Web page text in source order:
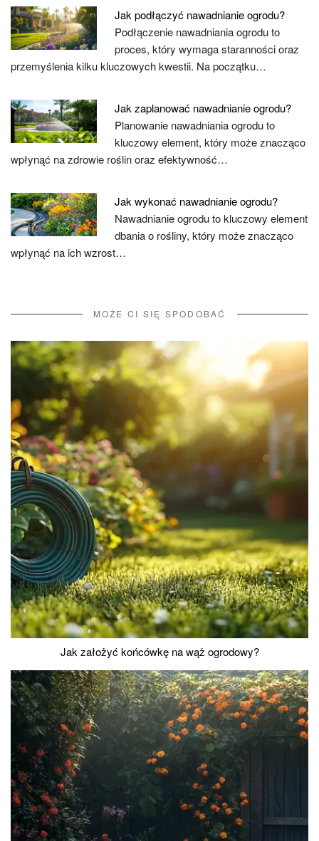
Jak podłączyć nawadnianie ogrodu?
Podłączenie nawadniania ogrodu to
proces, który wymaga staranności oraz
przemyślenia kilku kluczowych kwestii. Na początku…
Jak zaplanować nawadnianie ogrodu?
Planowanie nawadniania ogrodu to
kluczowy element, który może znacząco
wpłynąć na zdrowie roślin oraz efektywność…
Jak wykonać nawadnianie ogrodu?
Nawadnianie ogrodu to kluczowy element
dbania o rośliny, który może znacząco
wpłynąć na ich wzrost…
MOŻE CI SIĘ SPODOBAĆ
Jak założyć końcówkę na wąż ogrodowy?